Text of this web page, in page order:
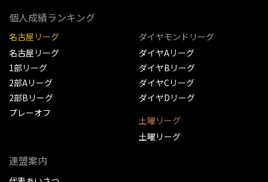
個人成績ランキング
名古屋リーグ
名古屋リーグ
1部リーグ
2部Aリーグ
2部Bリーグ
プレーオフ
ダイヤモンドリーグ
ダイヤAリーグ
ダイヤBリーグ
ダイヤCリーグ
ダイヤDリーグ
土曜リーグ
土曜リーグ
連盟案内